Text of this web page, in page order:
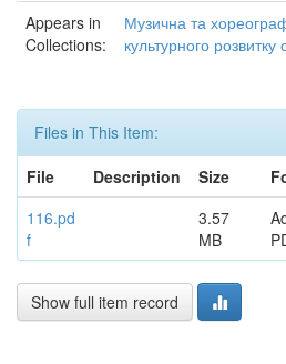
Appears in
Collections:
Музична та
культурного
Files in This Item:
File
Description Size
116.pd
f
3.57
MB
Show full item record